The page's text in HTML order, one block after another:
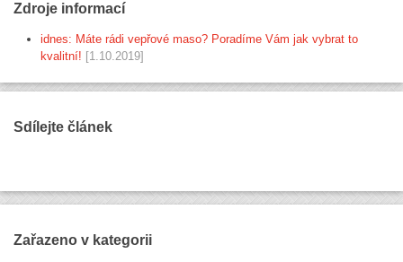
Zdroje informací
idnes: Máte rádi vepřové maso? Poradíme Vám jak vybrat to
kvalitní! [1.10.2019]
Sdílejte článek
Zařazeno v kategorii